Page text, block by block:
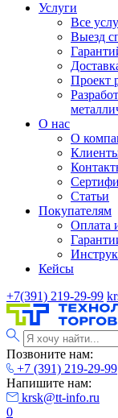
Услуги
Все
Выезд
Проект
О нас
О
Статьи
Покупателям
Оплата
Кейсы
+7(391) 219-29-99
Позвоните нам:
+7 (391) 219-29-99
Напишите нам:
krsk@tt-info.ru
0